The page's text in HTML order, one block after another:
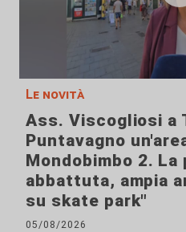
Le novità
Ass. Viscogliosi a
Puntavagno
Mondobimbo 2.
abbattuta, ampia
su skate park"
05/08/2026